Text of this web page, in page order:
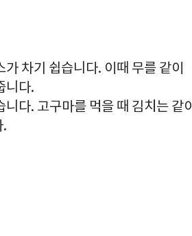
차기 쉽습니다. 이때 무를 같이
니다.
다. 고구마를 먹을 때 김치는 같이
.